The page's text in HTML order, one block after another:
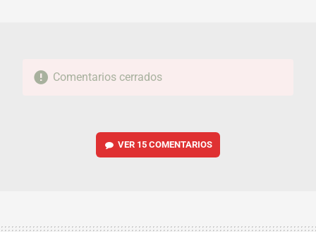
Comentarios cerrados
VER 15 COMENTARIOS